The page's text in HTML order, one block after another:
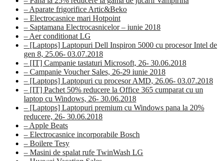
– Aparate frigorifice Artic&Beko
– Electrocasnice mari Hotpoint
– Saptamana Electrocasnicelor – iunie 2018
– Aer conditionat LG
– [Laptops] Laptopuri Dell Inspiron 5000 cu procesor Intel de
gen 8, 25.06- 03.07.2018
– [IT] Campanie tastaturi Microsoft, 26- 30.06.2018
– Campanie Voucher Sales, 26-29 iunie 2018
– [Laptops] Laptopuri cu procesor AMD, 26.06- 03.07.2018
– [IT] Pachet 50% reducere la Office 365 cumparat cu un
laptop cu Windows, 26- 30.06.2018
– [Laptops] Laptopuri premium cu Windows pana la 20%
reducere, 26- 30.06.2018
– Apple Beats
– Electrocasnice incorporabile Bosch
– Boilere Tesy
– Masini de spalat rufe TwinWash LG